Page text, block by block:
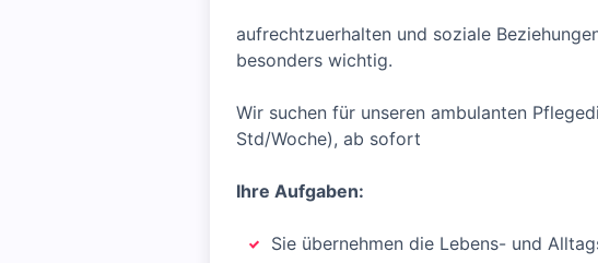
aufrechtzuerhalten und soziale
besonders wichtig.
Wir suchen für unseren ambulanten
Std/Woche), ab sofort
Ihre Aufgaben:
Sie übernehmen die Lebens- und